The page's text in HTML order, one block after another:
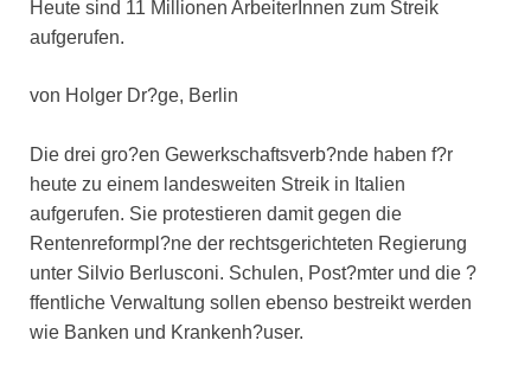
Heute sind 11 Millionen ArbeiterInnen zum Streik
aufgerufen.
von Holger Dr?ge, Berlin
Die drei gro?en Gewerkschaftsverb?nde haben f?r
heute zu einem landesweiten Streik in Italien
aufgerufen. Sie protestieren damit gegen die
Rentenreformpl?ne der rechtsgerichteten Regierung
unter Silvio Berlusconi. Schulen, Post?mter und die ?
ffentliche Verwaltung sollen ebenso bestreikt werden
wie Banken und Krankenh?user.